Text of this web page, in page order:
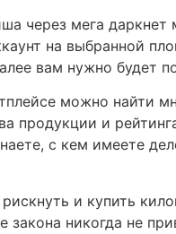
через мега
на выбранной
вам нужно будет
можно найти
продукции и
с кем имеете
и купить
закона никогда не